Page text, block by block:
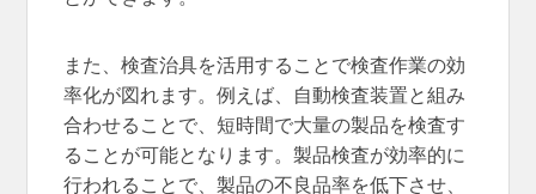
また、検査治具を活用することで検査作業の効
率化が図れます。例えば、自動検査装置と組み
合わせることで、短時間で大量の製品を検査す
ることが可能となります。製品検査が効率的に
行われることで、製品の不良品率を低下させ、